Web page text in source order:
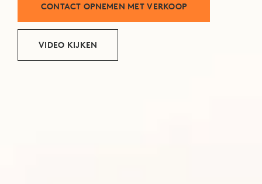
CONTACT OPNEMEN MET VERKOOP
VIDEO KIJKEN